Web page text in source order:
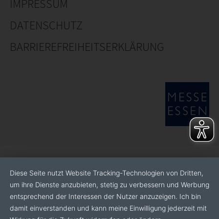
Mit mehr als 30 Jahren Erfahrung in der Branche liefert
Vielzahl von industriellen Anwendungen und
gewährleistet eine hohe Leistung und lange
Lebensdauer unserer Produkte.
IMPRESSUM
DATENSCHUTZ
BARRIEREFREIHEITSERKLÄRUNG
Diese Seite nutzt Website Tracking-Technologien von Dritten,
um ihre Dienste anzubieten, stetig zu verbessern und Werbung
entsprechend der Interessen der Nutzer anzuzeigen. Ich bin
damit einverstanden und kann meine Einwilligung jederzeit mit